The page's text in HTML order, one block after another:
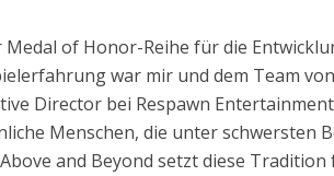
Medal of Honor-Reihe für die
war mir und dem Team
Director bei Respawn
Menschen, die unter schwersten
and Beyond setzt diese